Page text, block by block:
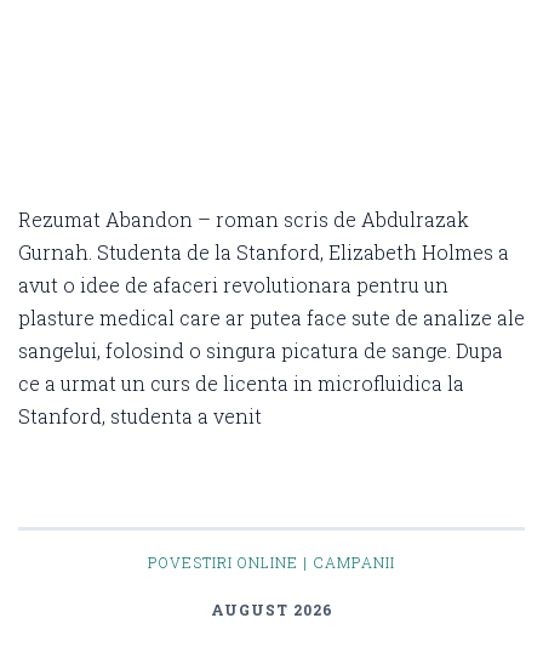
Rezumat Abandon – roman scris de Abdulrazak
Gurnah. Studenta de la Stanford, Elizabeth Holmes a
avut o idee de afaceri revolutionara pentru un
plasture medical care ar putea face sute de analize ale
sangelui, folosind o singura picatura de sange. Dupa
ce a urmat un curs de licenta in microfluidica la
Stanford, studenta a venit
POVESTIRI ONLINE | CAMPANII
AUGUST 2026